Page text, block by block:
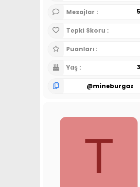
Mesajlar
Tepki Skoru
Puanları
Yaş
@mineburgaz
T